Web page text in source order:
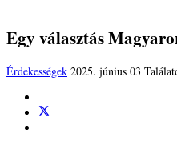
Egy választás
Érdekességek 2025. június 03